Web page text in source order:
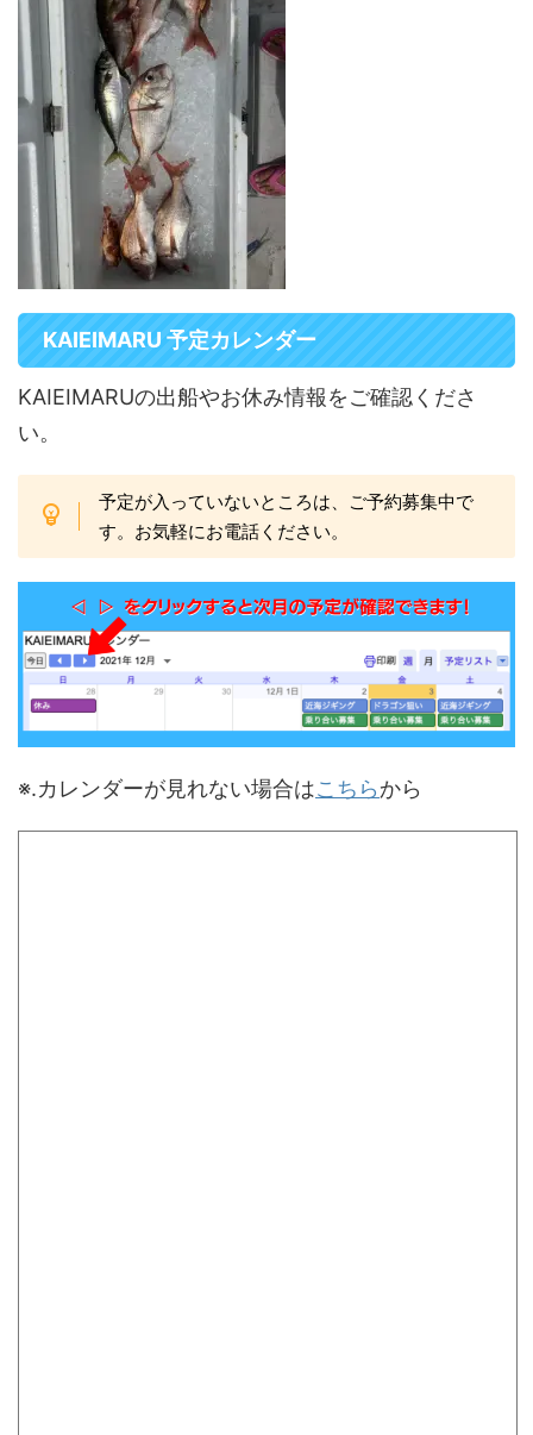
KAIEIMARU 予定カレンダー
KAIEIMARUの出船やお休み情報をご確認くださ
い。
予定が入っていないところは、ご予約募集中で
す。お気軽にお電話ください。
※.カレンダーが見れない場合はこちらから